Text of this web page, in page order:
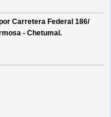
Carretera Federal 186/
- Chetumal .